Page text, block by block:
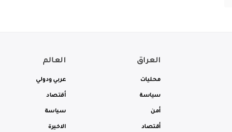
العراق
محليات
سياسة
أمن
أقتصاد
العالم
عربي ودولي
أقتصاد
سياسة
الاخيرة